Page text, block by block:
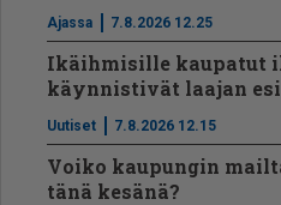
Ajassa 7.8.2026 12.25
Ikäihmisille kaupatut
käynnistivät laajan
Uutiset 7.8.2026 12.15
Voiko kaupungin
tänä kesänä?